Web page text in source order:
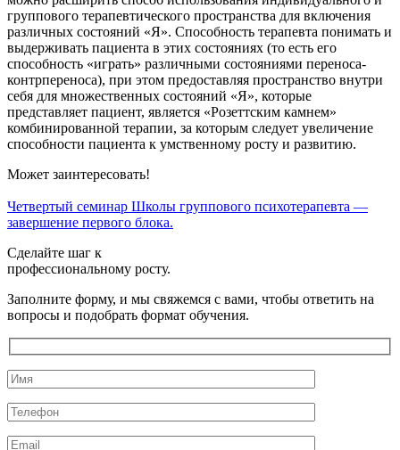
группового терапевтического пространства для включения
различных состояний «Я». Способность терапевта понимать и
выдерживать пациента в этих состояниях (то есть его
способность «играть» различными состояниями переноса-
контрпереноса), при этом предоставляя пространство внутри
себя для множественных состояний «Я», которые
представляет пациент, является «Розеттским камнем»
комбинированной терапии, за которым следует увеличение
способности пациента к умственному росту и развитию.
Может заинтересовать!
Четвертый семинар Школы группового психотерапевта —
завершение первого блока.
Сделайте шаг к
профессиональному росту.
Заполните форму, и мы свяжемся с вами, чтобы ответить на
вопросы и подобрать формат обучения.